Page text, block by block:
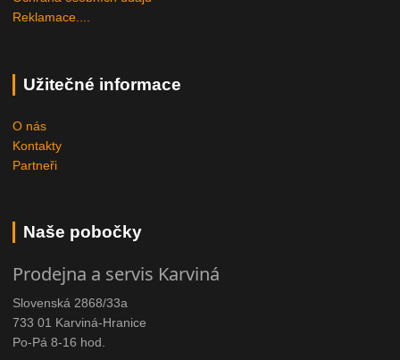
Reklamace....
Užitečné informace
O nás
Kontakty
Partneři
Naše pobočky
Prodejna a servis Karviná
Slovenská 2868/33a
733 01 Karviná-Hranice
Po-Pá 8-16 hod.